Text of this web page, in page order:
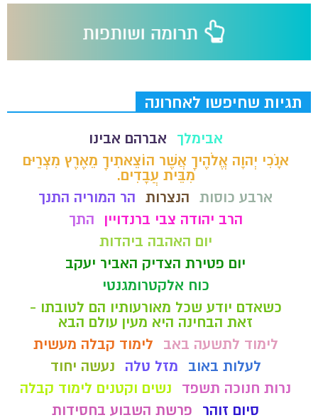
תגיות שחיפשו לאחרונה
אבימלך
אברהם אבינו
אָנֹכִי יְהוָה אֱלֹהֶיךָ אֲשֶׁר הוֹצֵאתִיךָ מֵאֶרֶץ מִצְרַיִם
מִבֵּית עֲבָדִים.
ארבע כוסות הנצרות הר המוריה התנך
הרב יהודה צבי ברנדויין
התך
יום האהבה ביהדות
יום פטירת הצדיק האביר יעקב
כוח אלקטרומגנטי
כשאדם יודע שכל מאורעותיו הם לטובתו -
זאת הבחינה היא מעין עולם הבא
לימוד לתשעה באב
לימוד קבלה מעשית
לעלות באוב
מזל טלה
נעשה יחוד
נרות חנוכה תשפד
נשים וקטנים לימוד קבלה
סיום זוהר
פרשת השבוע בחסידות